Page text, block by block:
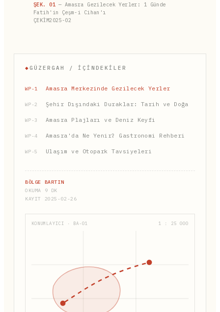
ŞEK. 01 — Amasra Gezilecek Yerler: 1 Günde
Fatih'in Çeşm-i Cihan'ı
ÇEKİM2025-02
◆ GÜZERGAH / İÇINDEKILER
WP-1 Amasra Merkezinde Gezilecek Yerler
WP-2 Şehir Dışındaki Duraklar: Tarih ve Doğa
WP-3 Amasra Plajları ve Deniz Keyfi
WP-4 Amasra'da Ne Yenir? Gastronomi Rehberi
WP-5 Ulaşım ve Otopark Tavsiyeleri
BÖLGE BARTIN
OKUMA 9 DK
KAYIT 2025-02-26
KONUMLAYICI · BA-01 1 : 25 000